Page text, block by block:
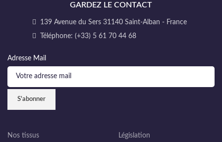
GARDEZ LE CONTACT
139 Avenue du Sers 31140 Saint-Alban - France
Téléphone: (+33) 5 61 70 44 68
Adresse Mail
Nos tissus Législation